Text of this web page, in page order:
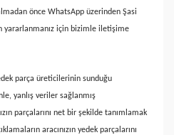
önce WhatsApp üzerinden Şasi
yararlanmanız için bizimle iletişime
parça üreticilerinin sunduğu
yanlış veriler sağlanmış
parçalarını net bir şekilde tanımlamak
aracınızın yedek parçalarını